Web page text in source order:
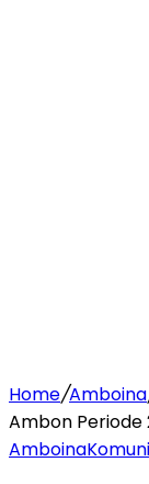
Home/Amboina
Ambon Periode
Amboina